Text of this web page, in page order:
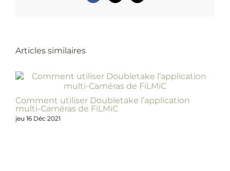
Articles similaires
Comment utiliser Doubletake l’application
multi-Caméras de FiLMiC
jeu 16 Déc 2021